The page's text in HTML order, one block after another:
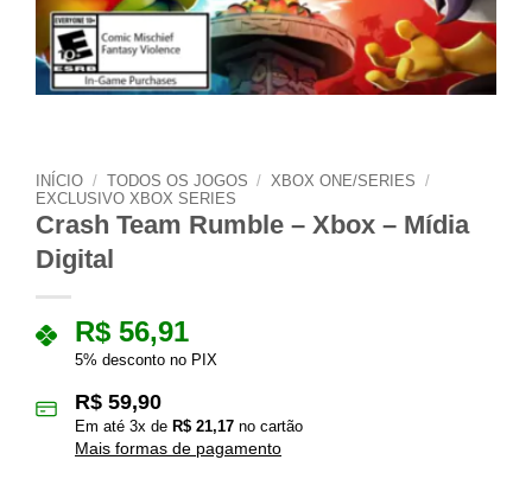
INÍCIO / TODOS OS JOGOS / XBOX ONE/SERIES
/
EXCLUSIVO XBOX SERIES
Crash Team Rumble – Xbox – Mídia
Digital
R$ 56,91
5% desconto no PIX
R$ 59,90
Em até 3x de R$ 21,17 no cartão
Mais formas de pagamento